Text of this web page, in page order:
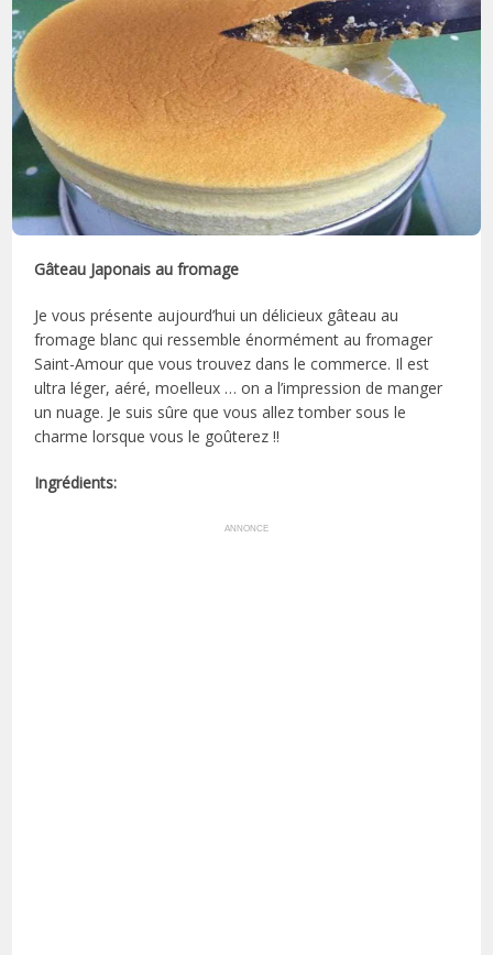
Gâteau Japonais au fromage
Je vous présente aujourd’hui un délicieux gâteau au
fromage blanc qui ressemble énormément au fromager
Saint-Amour que vous trouvez dans le commerce. Il est
ultra léger, aéré, moelleux … on a l’impression de manger
un nuage. Je suis sûre que vous allez tomber sous le
charme lorsque vous le goûterez !!
Ingrédients:
ANNONCE